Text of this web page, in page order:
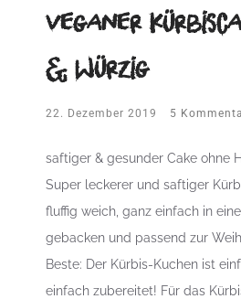
veganer
& würzig
22. Dezember 2019 5
saftiger & gesunder Cake ohne
Super leckerer und saftiger
fluffig weich, ganz einfach in
gebacken und passend zur
Beste: Der Kürbis-Kuchen ist
einfach zubereitet! Für das